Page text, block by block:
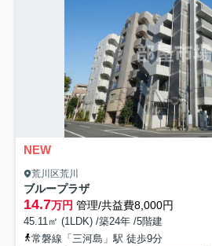
NEW
荒川区荒川
ブループラザ
14.7万円 管理/共益費8,000円
45.11㎡ (1LDK) /築24年 /5階建
常磐線「三河島」駅 徒歩9分